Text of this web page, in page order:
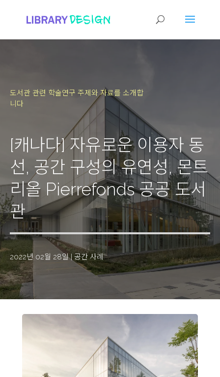
도서관 관련 학술연구 주제와 자료를 소개합
니다
[캐나다] 자유로운 이용자 동
선, 공간 구성의 유연성, 몬트
리올 Pierrefonds 공공 도서
관
2022년 02월 28일|공간 사례